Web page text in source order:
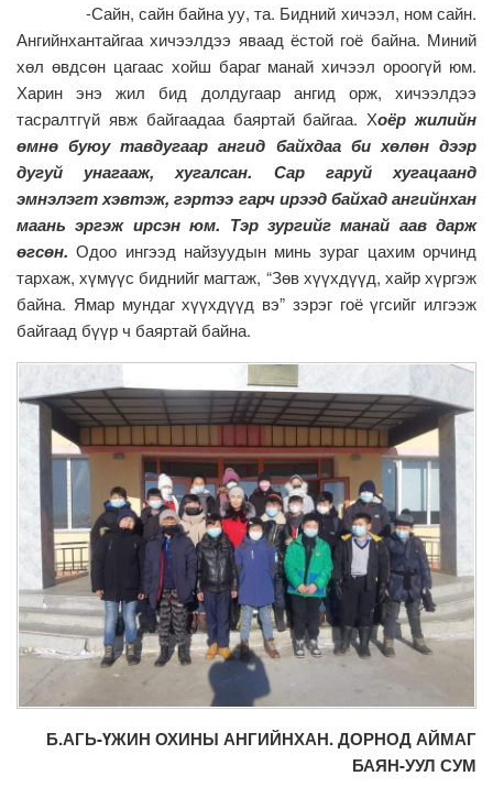
-Сайн, сайн байна уу, та. Бидний хичээл, ном сайн.
Ангийнхантайгаа хичээлдээ яваад ёстой гоё байна. Миний
хөл өвдсөн цагаас хойш бараг манай хичээл ороогүй юм.
Харин энэ жил бид долдугаар ангид орж, хичээлдээ
тасралтгүй явж байгаадаа баяртай байгаа. Хоёр жилийн
өмнө буюу тавдугаар ангид байхдаа би хөлөн дээр
дугуй унагааж, хугалсан. Сар гаруй хугацаанд
эмнэлэгт хэвтэж, гэртээ гарч ирээд байхад ангийнхан
маань эргэж ирсэн юм. Тэр зургийг манай аав дарж
өгсөн.Одоо ингээд найзуудын минь зураг цахим орчинд
тархаж, хүмүүс биднийг магтаж, “Зөв хүүхдүүд, хайр хүргэж
байна. Ямар мундаг хүүхдүүд вэ” зэрэг гоё үгсийг илгээж
байгаад бүүр ч баяртай байна.
Б.АГЬ-ҮЖИН ОХИНЫ АНГИЙНХАН. ДОРНОД АЙМАГ
БАЯН-УУЛ СУМ